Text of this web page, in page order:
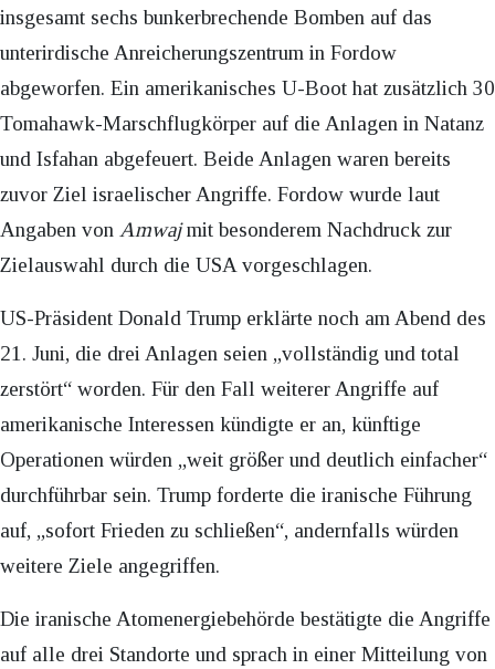
insgesamt sechs bunkerbrechende Bomben auf das
unterirdische Anreicherungszentrum in Fordow
abgeworfen. Ein amerikanisches U-Boot hat zusätzlich 30
Tomahawk-Marschflugkörper auf die Anlagen in Natanz
und Isfahan abgefeuert. Beide Anlagen waren bereits
zuvor Ziel israelischer Angriffe. Fordow wurde laut
Angaben von Amwajmit besonderem Nachdruck zur
Zielauswahl durch die USA vorgeschlagen.
US-Präsident Donald Trump erklärte noch am Abend des
21. Juni, die drei Anlagen seien „vollständig und total
zerstört“ worden. Für den Fall weiterer Angriffe auf
amerikanische Interessen kündigte er an, künftige
Operationen würden „weit größer und deutlich einfacher“
durchführbar sein. Trump forderte die iranische Führung
auf, „sofort Frieden zu schließen“, andernfalls würden
weitere Ziele angegriffen.
Die iranische Atomenergiebehörde bestätigte die Angriffe
auf alle drei Standorte und sprach in einer Mitteilung von